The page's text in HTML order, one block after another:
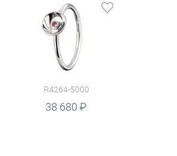
R4264-5000
38 680